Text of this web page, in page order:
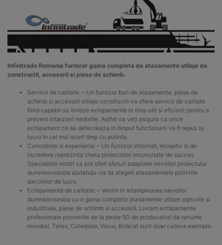
Infinitrade Romania furnizor gama completa de atasamente utilaje de
constructii, accesorii si piese de schimb.
Servicii de calitate: – Un furnizor bun de atasamente, piese de
schimb si accesorii utilaje constructii va ofera servicii de calitate
fiind capabil sa livreze echipamente in timp util si eficient pentru a
preveni intarzieri nedorite. Astfel va veti asigura ca orice
echipament ce se defecteaza in timpul functionarii va fi repus la
lucru in cel mai scurt timp cu putinta.
Cunostinte si experienta: – Un furnizor informat, receptiv si de
incredere reprezinta cheia proiectelor incununate de succes.
Specialistii nostri va pot oferi sfaturi adaptate nevoilor proiectului
dumneavoastra ajutandu-va sa alegeti atasamentele potrivite
sarcinilor de lucru.
Echipamente de calitate: – Venim in intampinarea nevoilor
dumneavoastra cu o gama completa atasamente utilaje agricole si
industriale, piese de schimb si accesorii. Livram echipamente
profesionale provenite de la peste 50 de producatori de renume
mondial. Terex, Caterpilar, Volvo, Bobcat sunt doar cateva exemple.